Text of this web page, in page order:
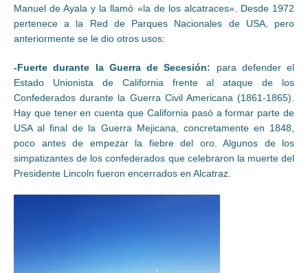
Manuel de Ayala y la llamó «la de los alcatraces». Desde 1972
pertenece a la Red de Parques Nacionales de USA, pero
anteriormente se le dio otros usos:
-Fuerte durante la Guerra de Secesión: para defender el
Estado Unionista de California frente al ataque de los
Confederados durante la Guerra Civil Americana (1861-1865).
Hay que tener en cuenta que California pasó a formar parte de
USA al final de la Guerra Mejicana, concretamente en 1848,
poco antes de empezar la fiebre del oro. Algunos de los
simpatizantes de los confederados que celebraron la muerte del
Presidente Lincoln fueron encerrados en Alcatraz.